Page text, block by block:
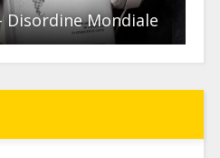
Disordine Mondiale